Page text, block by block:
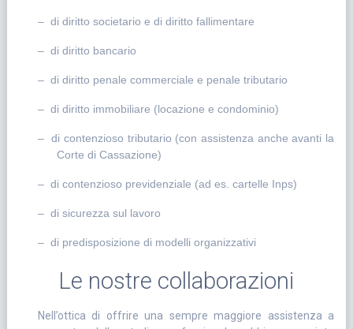
– di diritto societario e di diritto fallimentare
– di diritto bancario
– di diritto penale commerciale e penale tributario
– di diritto immobiliare (locazione e condominio)
– di contenzioso tributario (con assistenza anche avanti la
Corte di Cassazione)
– di contenzioso previdenziale (ad es. cartelle Inps)
– di sicurezza sul lavoro
– di predisposizione di modelli organizzativi
Le nostre collaborazioni
Nell’ottica di offrire una sempre maggiore assistenza a